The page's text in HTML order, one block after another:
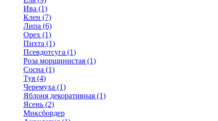
Ива (1)
Клен (7)
Липа (6)
Орех (1)
Пихта (1)
Псевдотсуга (1)
Роза морщинистая (1)
Сосна (1)
Туя (4)
Черемуха (1)
Яблоня декоративная (1)
Ясень (2)
Миксбордер